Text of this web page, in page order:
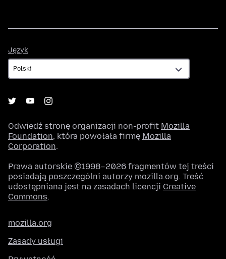
Język
Odwiedź stronę organizacji non-profit Mozilla
Foundation, która powołała firmę Mozilla
Corporation.
Prawa autorskie ©1998–2026 fragmentów tej treści
posiadają poszczególni autorzy mozilla.org. Treść
udostępniana jest na zasadach licencji Creative
Commons.
mozilla.org
Zasady usługi